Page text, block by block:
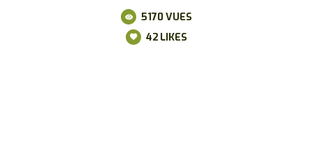
5170 VUES
42 LIKES